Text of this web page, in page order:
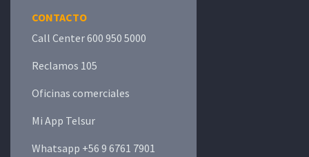
CONTACTO
Call Center 600 950 5000
Reclamos 105
Oficinas comerciales
Mi App Telsur
Whatsapp +56 9 6761 7901